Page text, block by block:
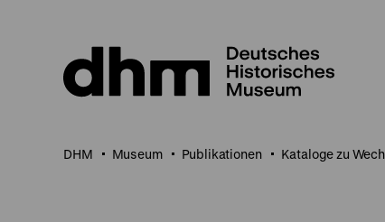
Seiteninhalt
springen
DHM Museum Publikationen Kataloge zu